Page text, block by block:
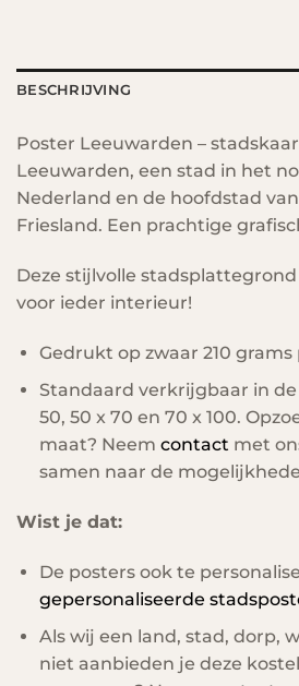
BESCHRIJVING
Poster Leeuwarden –
Leeuwarden, een stad in het
Nederland en de hoofdstad
Friesland. Een prachtige
Deze stijlvolle
voor ieder interieur!
Gedrukt op zwaar 210
Standaard verkrijgbaar in
50, 50 x 70 en 70 x 100.
maat? Neem contact met
samen naar de
Wist je dat:
De posters ook te
gepersonaliseerde
Als wij een land, stad, dorp,
niet aanbieden je deze